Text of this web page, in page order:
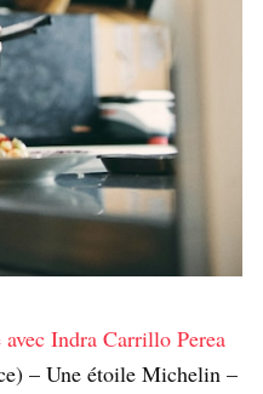
avec Indra Carrillo Perea
– Une étoile Michelin –